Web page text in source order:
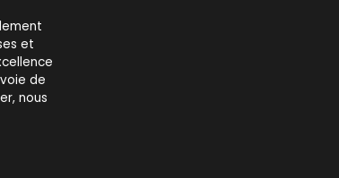
et
de
nous